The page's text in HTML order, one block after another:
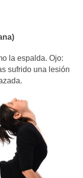
la espalda. Ojo:
sufrido una lesión